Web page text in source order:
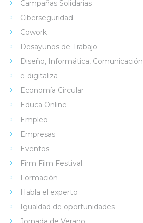
Campañas Solidarias
Ciberseguridad
Cowork
Desayunos de Trabajo
Diseño, Informática, Comunicación
e-digitaliza
Economía Circular
Educa Online
Empleo
Empresas
Eventos
Firm Film Festival
Formación
Habla el experto
Igualdad de oportunidades